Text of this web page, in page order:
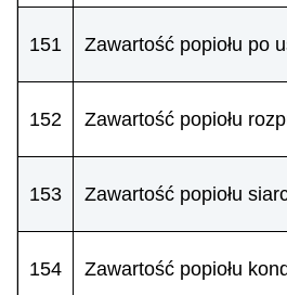
151 Zawartość popiołu po
152 Zawartość popiołu
153 Zawartość popiołu
154 Zawartość popiołu